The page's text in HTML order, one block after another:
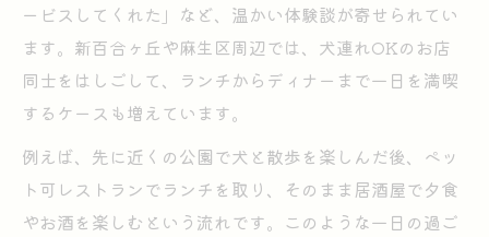
ービスしてくれた」など、温かい体験談が寄せられてい
ます。新百合ヶ丘や麻生区周辺では、犬連れOKのお店
同士をはしごして、ランチからディナーまで一日を満喫
するケースも増えています。
例えば、先に近くの公園で犬と散歩を楽しんだ後、ペッ
ト可レストランでランチを取り、そのまま居酒屋で夕食
やお酒を楽しむという流れです。このような一日の過ご